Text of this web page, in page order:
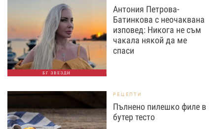
БГ ЗВЕЗДИ
Антония Петрова-
Батинкова с неочаквана
изповед: Никога не съм
чакала някой да ме
спаси
РЕЦЕПТИ
Пълнено пилешко филе в
бутер тесто